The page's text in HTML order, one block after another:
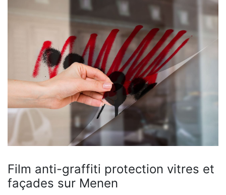
Film anti-graffiti protection vitres et
façades sur Menen